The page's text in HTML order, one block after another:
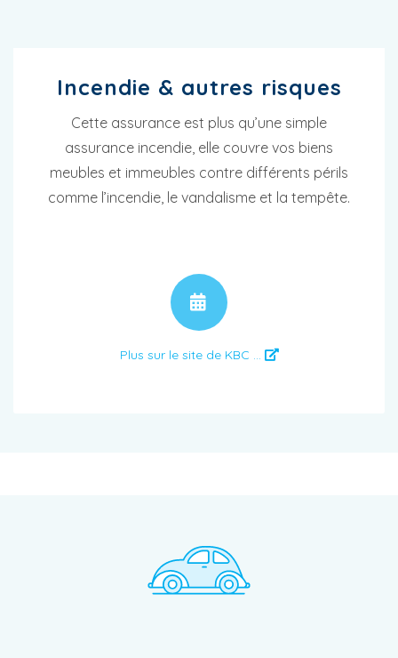
Incendie & autres risques
Cette assurance est plus qu’une simple
assurance incendie, elle couvre vos biens
meubles et immeubles contre différents périls
comme l’incendie, le vandalisme et la tempête.
Plus sur le site de KBC ...